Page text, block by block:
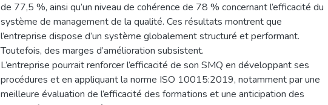
de 77,5 %, ainsi qu’un niveau de cohérence de 78 % concernant l’efficacité du
système de management de la qualité. Ces résultats montrent que
l’entreprise dispose d’un système globalement structuré et performant.
Toutefois, des marges d’amélioration subsistent.
L’entreprise pourrait renforcer l’efficacité de son SMQ en développant ses
procédures et en appliquant la norme ISO 10015:2019, notamment par une
meilleure évaluation de l’efficacité des formations et une anticipation des